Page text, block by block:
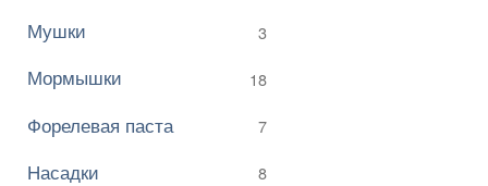
Мушки 3
Мормышки 18
Форелевая паста 7
Насадки 8